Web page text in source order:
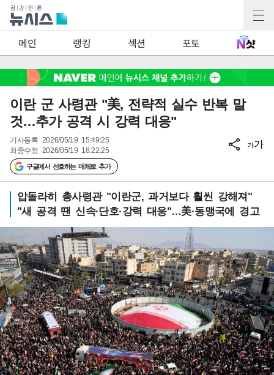
메인 랭킹 섹션 포토
이란 군 사령관 "美, 전략적 실수 반복 말
것…추가 공격 시 강력 대응"
기사등록 2026/05/19 15:49:25
최종수정 2026/05/19 18:22:25
구글에서 선호하는 매체로 추가
가가
압돌라히 총사령관 "이란군, 과거보다 훨씬 강해져"
"새 공격 땐 신속·단호·강력 대응"…美·동맹국에 경고